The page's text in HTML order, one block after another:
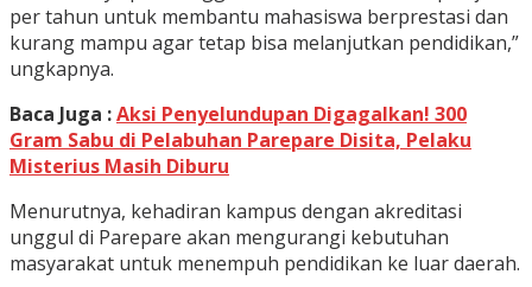
per tahun untuk membantu mahasiswa berprestasi dan
kurang mampu agar tetap bisa melanjutkan pendidikan,”
ungkapnya.
Baca Juga :Aksi Penyelundupan Digagalkan! 300
Gram Sabu di Pelabuhan Parepare Disita, Pelaku
Misterius Masih Diburu
Menurutnya, kehadiran kampus dengan akreditasi
unggul di Parepare akan mengurangi kebutuhan
masyarakat untuk menempuh pendidikan ke luar daerah.